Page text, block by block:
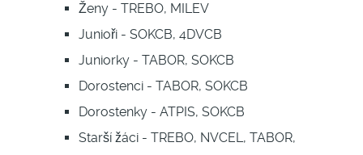
Ženy - TREBO, MILEV
Junioři - SOKCB, 4DVCB
Juniorky - TABOR, SOKCB
Dorostenci - TABOR, SOKCB
Dorostenky - ATPIS, SOKCB
Starší žáci - TREBO, NVCEL, TABOR,